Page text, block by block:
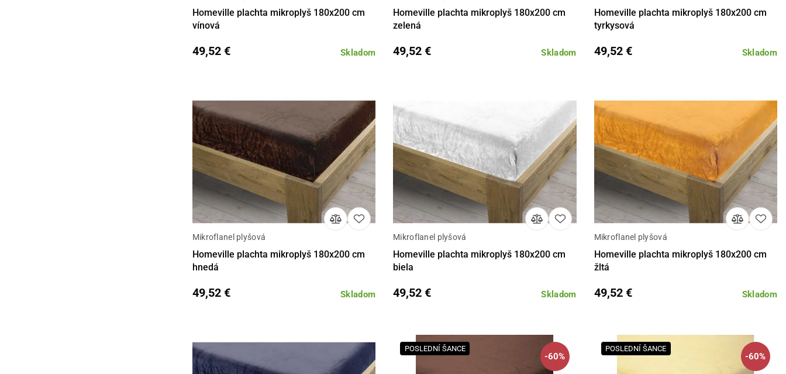
Homeville plachta mikroplyš 180x200 cm
vínová
Skladom
49,52 €
Homeville plachta mikroplyš 180x200 cm
zelená
Skladom
49,52 €
Homeville plachta mikroplyš 180x200 cm
tyrkysová
Skladom
49,52 €
Mikroflanel plyšová
Homeville plachta mikroplyš 180x200 cm
hnedá
Skladom
49,52 €
Mikroflanel plyšová
Homeville plachta mikroplyš 180x200 cm
biela
Skladom
49,52 €
Mikroflanel plyšová
Homeville plachta mikroplyš 180x200 cm
žltá
Skladom
49,52 €
-60%
POSLEDNÍ ŠANCE
-60%
POSLEDNÍ ŠANCE